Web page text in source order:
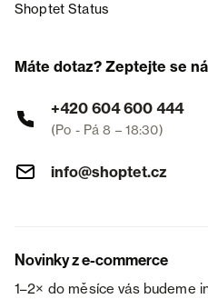
Shoptet Status
Máte dotaz? Zeptejte se
+420 604 600 444
(Po - Pá 8 – 18:30)
info@shoptet.cz
Novinky z e-commerce
1–2× do měsíce vás budeme